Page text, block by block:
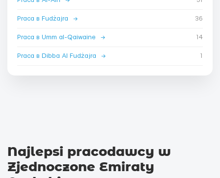
Praca в Fudżajra → 36
Praca в Umm al-Qaiwaine → 14
Praca в Dibba Al Fudżajra → 1
Najlepsi pracodawcy w
Zjednoczone Emiraty